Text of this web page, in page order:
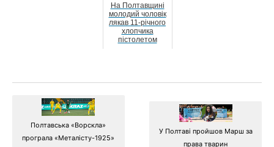
На Полтавщині
молодий чоловік
лякав 11-річного
хлопчика
пістолетом
Полтавська «Ворскла»
програла «Металісту-1925»
У Полтаві пройшов Марш за
права тварин